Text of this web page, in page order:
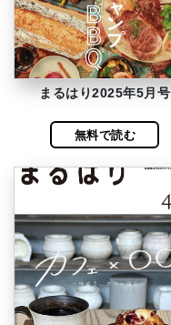
まるはり2025年5月号
無料で読む